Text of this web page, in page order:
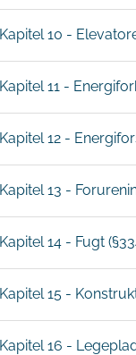
Kapitel 10 -
Kapitel 11 -
Kapitel 12 -
Kapitel 13 -
Kapitel 14 - Fugt
Kapitel 15 -
Kapitel 16 -